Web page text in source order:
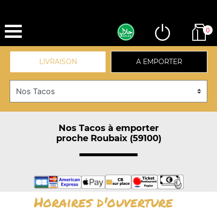
0
LIVRAISON A EMPORTER
Nos Tacos à emporter
proche Roubaix (59100)
Horaires d'ouverture